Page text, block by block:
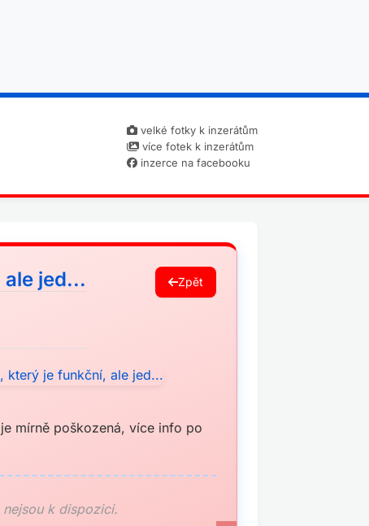
velké fotky k inzerátům
více fotek k inzerátům
inzerce na facebooku
jed... Zpět
mírně poškozená, více info po
k dispozici.